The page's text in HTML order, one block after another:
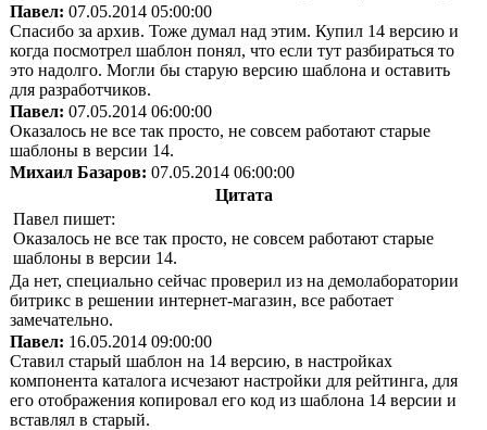
Павел: 07.05.2014 05:00:00
Спасибо за архив. Тоже думал над этим. Купил 14 версию и
когда посмотрел шаблон понял, что если тут разбираться то
это надолго. Могли бы старую версию шаблона и оставить
для разработчиков.
Павел: 07.05.2014 06:00:00
Оказалось не все так просто, не совсем работают старые
шаблоны в версии 14.
Михаил Базаров: 07.05.2014 06:00:00
Цитата
Павел пишет:
Оказалось не все так просто, не совсем работают старые
шаблоны в версии 14.
Да нет, специально сейчас проверил из на демолаборатории
битрикс в решении интернет-магазин, все работает
замечательно.
Павел: 16.05.2014 09:00:00
Ставил старый шаблон на 14 версию, в настройках
компонента каталога исчезают настройки для рейтинга, для
его отображения копировал его код из шаблона 14 версии и
вставлял в старый.